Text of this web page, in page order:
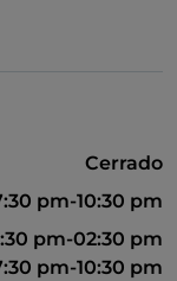
Cerrado
pm-10:30 pm
pm-02:30 pm
pm-10:30 pm